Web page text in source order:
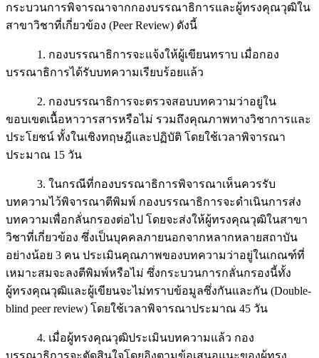
กระบวนการพิจารณาจากกองบรรณาธิการและผู้ทรงคุณวุฒิใน
สาขาวิชาที่เกี่ยวข้อง (Peer Review) ดังนี้
1. กองบรรณาธิการจะแจ้งให้ผู้เขียนทราบ เมื่อกอง
บรรณาธิการได้รับบทความเรียบร้อยแล้ว
2. กองบรรณาธิการจะตรวจสอบบทความว่าอยู่ใน
ขอบเขตเนื้อหาวารสารหรือไม่ รวมถึงคุณภาพทางวิชาการและ
ประโยชน์ ทั้งในเชิงทฤษฎีและปฏิบัติ โดยใช้เวลาพิจารณา
ประมาณ 15 วัน
3. ในกรณีที่กองบรรณาธิการพิจารณาเห็นควรรับ
บทความไว้พิจารณาตีพิมพ์ กองบรรณาธิการจะดำเนินการส่ง
บทความเพื่อกลั่นกรองต่อไป โดยจะส่งให้ผู้ทรงคุณวุฒิในสาขา
วิชาที่เกี่ยวข้อง ซึ่งเป็นบุคคลภายนอกจากหลากหลายสถาบัน
อย่างน้อย 3 คน ประเมินคุณภาพของบทความว่าอยู่ในเกณฑ์ที่
เหมาะสมจะลงตีพิมพ์หรือไม่ ซึ่งกระบวนการกลั่นกรองนี้ทั้ง
ผู้ทรงคุณวุฒิและผู้เขียนจะไม่ทราบข้อมูลซึ่งกันและกัน (Double-
blind peer review) โดยใช้เวลาพิจารณาประมาณ 45 วัน
4. เมื่อผู้ทรงคุณวุฒิประเมินบทความแล้ว กอง
บรรณาธิการจะตัดสินใจโดยอิงตามข้อเสนอแนะของผู้ทรง